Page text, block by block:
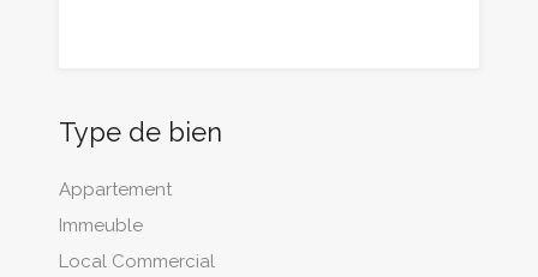
Type de bien
Appartement
Immeuble
Local Commercial